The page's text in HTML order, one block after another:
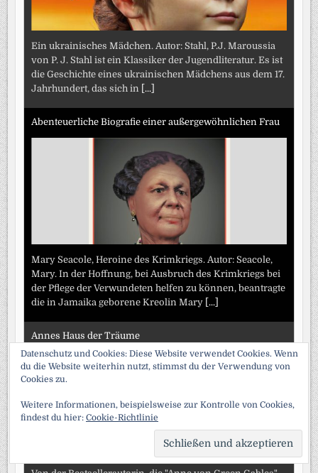
Ein ukrainisches Mädchen. Autor: Stahl, P.J. Maroussia
von P. J. Stahl ist ein Klassiker der Jugendliteratur. Es ist
die Geschichte eines ukrainischen Mädchens aus dem 17.
Jahrhundert, das sich in [...]
Abenteuerliche Biografie einer außergewöhnlichen Frau
Mary Seacole, Heroine des Krimkriegs. Autor: Seacole,
Mary. In der Hoffnung, bei Ausbruch des Krimkriegs bei
der Pflege der Verwundeten helfen zu können, beantragte
die in Jamaika geborene Kreolin Mary [...]
Annes Haus der Träume
Datenschutz und Cookies: Diese Website verwendet Cookies. Wenn
du die Website weiterhin nutzt, stimmst du der Verwendung von
Cookies zu.
Weitere Informationen, beispielsweise zur Kontrolle von Cookies,
findest du hier: Cookie-Richtlinie
TO
TOP